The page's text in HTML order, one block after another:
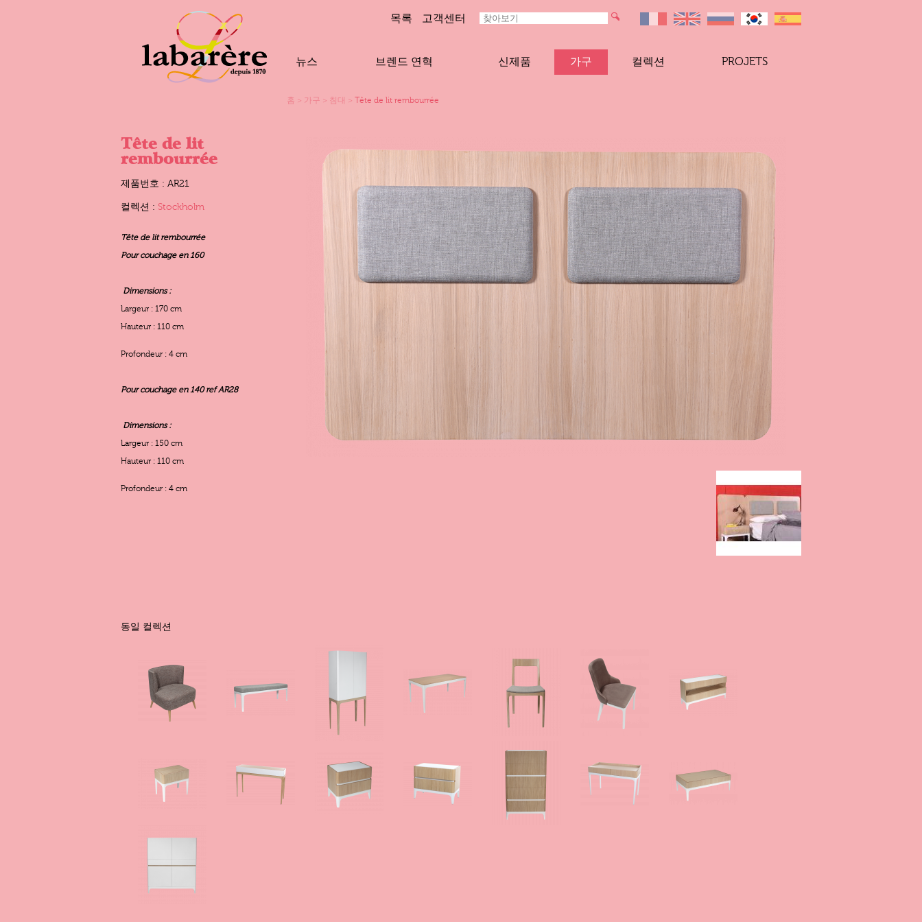
목록 고객센터
뉴스 브렌드 연혁 신제품 가구 컬렉션 PROJETS
홈 > 가구 > 침대 > Tête de lit rembourrée
Tête de lit
rembourrée
제품번호 : AR21
컬렉션 : Stockholm
Tête de lit rembourrée
Pour couchage en 160
Dimensions :
Largeur : 170 cm
Hauteur : 110 cm
Profondeur : 4 cm
Pour couchage en 140 ref AR28
Dimensions :
Largeur : 150 cm
Hauteur : 110 cm
Profondeur : 4 cm
동일 컬렉션